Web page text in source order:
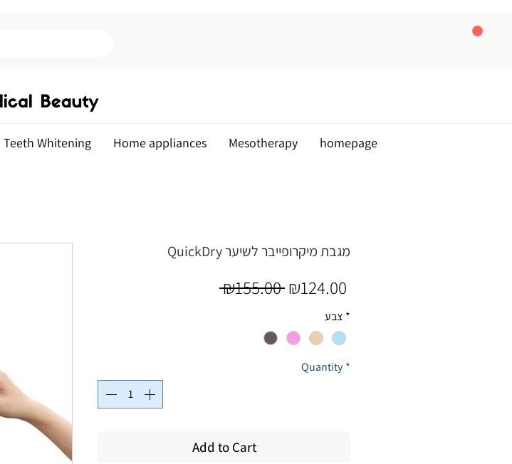
homepage
Mesotherapy
Home appliances
Teeth Whitening
QuickDry מגבת מיקרופייבר לשיער
₪155.00 Regular
₪124.00
Price צבע *
Quantity *
Add to Cart